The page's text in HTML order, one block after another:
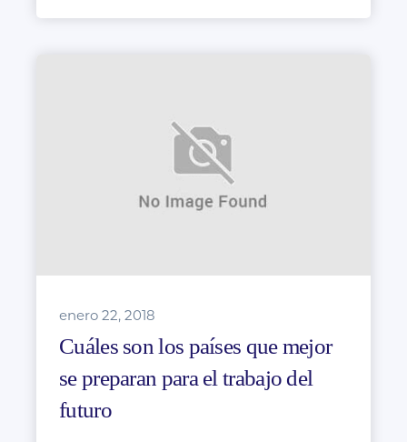
enero 22, 2018
Cuáles son los países que mejor
se preparan para el trabajo del
futuro